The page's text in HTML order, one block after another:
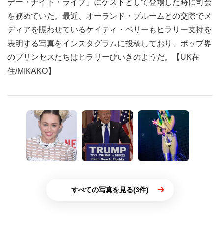
デー・ナイト・ライブ」にゲストとして登場した時に司会
を務めていた。最近、オーランド・ブルームとの交際でメ
ディアを賑わせているケイティ・ペリーもヒラリー支持を
表明する写真をインスタグラムに投稿しており、ポップ界
のプリンセスたちはヒラリーびいきのようだ。【UK在
住/MIKAKO】
すべての写真を見る(3件)